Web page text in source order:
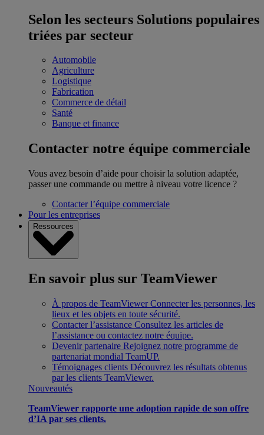
Selon les secteurs Solutions populaires
triées par secteur
Automobile
Agriculture
Logistique
Fabrication
Commerce de détail
Santé
Banque et finance
Contacter notre équipe commerciale
Vous avez besoin d’aide pour choisir la solution adaptée,
passer une commande ou mettre à niveau votre licence ?
Contacter l’équipe commerciale
Pour les entreprises
Ressources
En savoir plus sur TeamViewer
À propos de TeamViewer Connecter les personnes, les
lieux et les objets en toute sécurité.
Contacter l’assistance Consultez les articles de
l’assistance ou contactez notre équipe.
Devenir partenaire Rejoignez notre programme de
partenariat mondial TeamUP.
Témoignages clients Découvrez les résultats obtenus
par les clients TeamViewer.
Nouveautés
TeamViewer rapporte une adoption rapide de son offre
d’IA par ses clients.